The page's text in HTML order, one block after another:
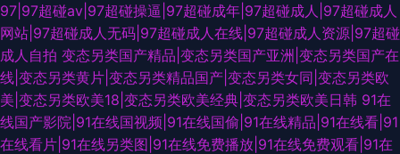
97|97超碰av|97超碰操逼|97超碰成年|97超碰成人|97超碰成人
网站|97超碰成人无码|97超碰成人在线|97超碰成人资源|97超碰
成人自拍 变态另类国产精品|变态另类国产亚洲|变态另类国产在
线|变态另类黄片|变态另类精品国产|变态另类女同|变态另类欧
美|变态另类欧美18|变态另类欧美经典|变态另类欧美日韩 91在
线国产影院|91在线国视频|91在线国偷|91在线精品|91在线看|91
在线看片|91在线另类图|91在线免费播放|91在线免费观看|91在